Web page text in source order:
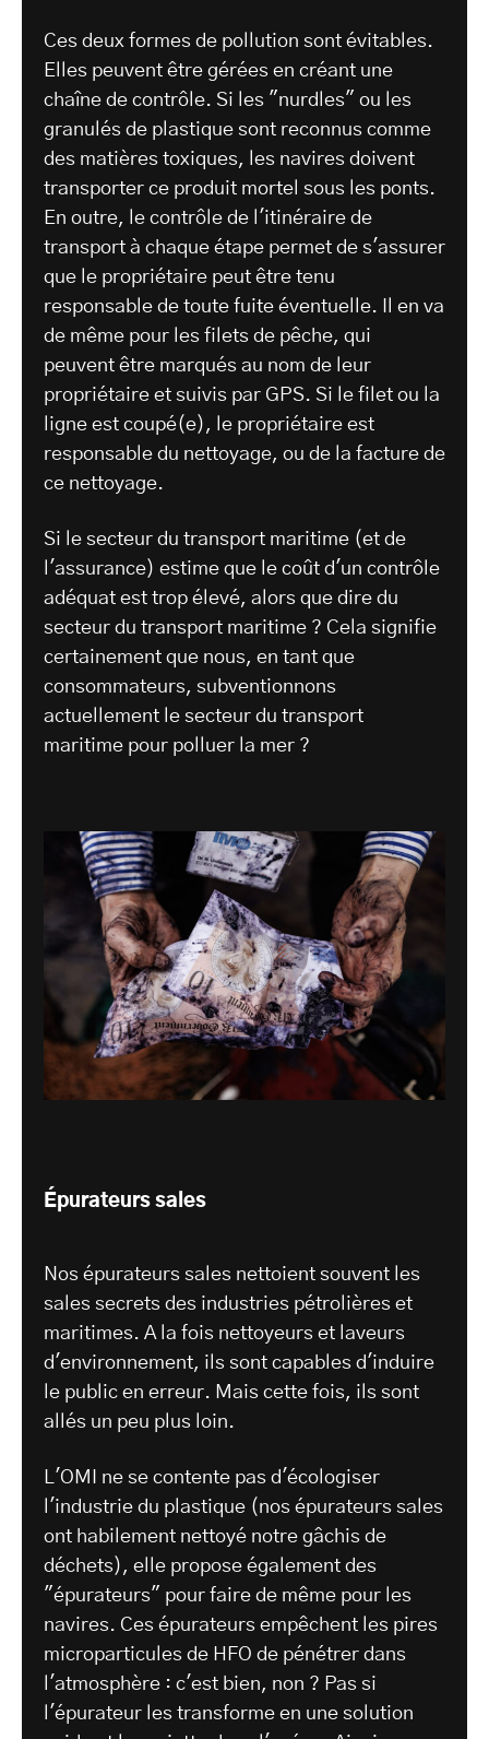
Ces deux formes de pollution sont évitables.
Elles peuvent être gérées en créant une
chaîne de contrôle. Si les "nurdles" ou les
granulés de plastique sont reconnus comme
des matières toxiques, les navires doivent
transporter ce produit mortel sous les ponts.
En outre, le contrôle de l'itinéraire de
transport à chaque étape permet de s'assurer
que le propriétaire peut être tenu
responsable de toute fuite éventuelle. Il en va
de même pour les filets de pêche, qui
peuvent être marqués au nom de leur
propriétaire et suivis par GPS. Si le filet ou la
ligne est coupé(e), le propriétaire est
responsable du nettoyage, ou de la facture de
ce nettoyage.
Si le secteur du transport maritime (et de
l'assurance) estime que le coût d'un contrôle
adéquat est trop élevé, alors que dire du
secteur du transport maritime ? Cela signifie
certainement que nous, en tant que
consommateurs, subventionnons
actuellement le secteur du transport
maritime pour polluer la mer ?
Épurateurs sales
Nos épurateurs sales nettoient souvent les
sales secrets des industries pétrolières et
maritimes. A la fois nettoyeurs et laveurs
d'environnement, ils sont capables d'induire
le public en erreur. Mais cette fois, ils sont
allés un peu plus loin.
L'OMI ne se contente pas d'écologiser
l'industrie du plastique (nos épurateurs sales
ont habilement nettoyé notre gâchis de
déchets), elle propose également des
"épurateurs" pour faire de même pour les
navires. Ces épurateurs empêchent les pires
microparticules de HFO de pénétrer dans
l'atmosphère : c'est bien, non ? Pas si
l'épurateur les transforme en une solution